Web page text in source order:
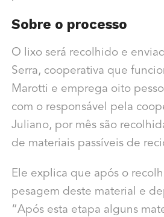
Sobre o processo
O lixo será recolhido e
Serra, cooperativa que
Marotti e emprega oito
com o responsável pela
Juliano, por mês são
de materiais passíveis de
Ele explica que após o
pesagem deste material e
“Após esta etapa alguns